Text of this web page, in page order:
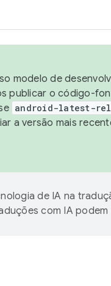
modelo de
publicar o código-
android-latest-
a versão mais
de IA na
com IA